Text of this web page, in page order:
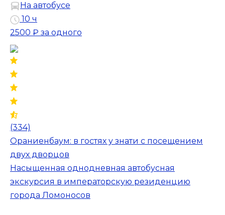
На автобусе
10 ч
2500 ₽ за одного
(334)
Ораниенбаум: в гостях у знати с посещением
двух дворцов
Насыщенная однодневная автобусная
экскурсия в императорскую резиденцию
города Ломоносов